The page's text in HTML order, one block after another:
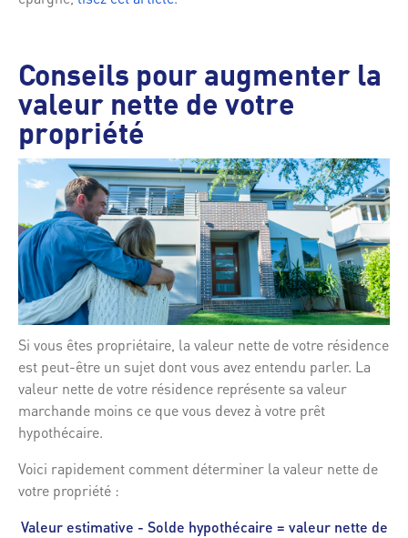
Conseils pour augmenter la
valeur nette de votre
propriété
Si vous êtes propriétaire, la valeur nette de votre résidence
est peut-être un sujet dont vous avez entendu parler. La
valeur nette de votre résidence représente sa valeur
marchande moins ce que vous devez à votre prêt
hypothécaire.
Voici rapidement comment déterminer la valeur nette de
votre propriété :
Valeur estimative - Solde hypothécaire = valeur nette de